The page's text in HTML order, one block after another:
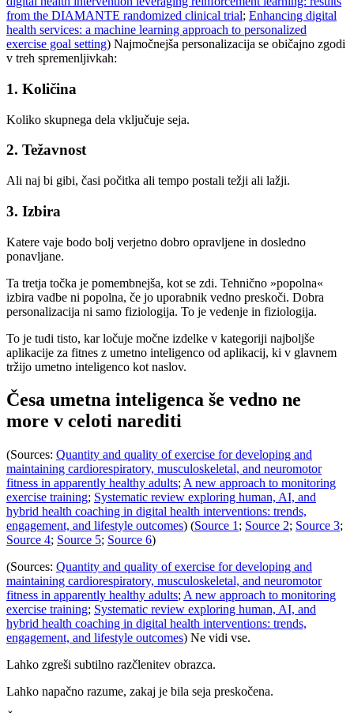
from the DIAMANTE randomized clinical trial; Enhancing digital
health services: a machine learning approach to personalized
exercise goal setting) Najmočnejša personalizacija se običajno zgodi
v treh spremenljivkah:
1. Količina
Koliko skupnega dela vključuje seja.
2. Težavnost
Ali naj bi gibi, časi počitka ali tempo postali težji ali lažji.
3. Izbira
Katere vaje bodo bolj verjetno dobro opravljene in dosledno
ponavljane.
Ta tretja točka je pomembnejša, kot se zdi. Tehnično »popolna«
izbira vadbe ni popolna, če jo uporabnik vedno preskoči. Dobra
personalizacija ni samo fiziologija. To je vedenje in fiziologija.
To je tudi tisto, kar ločuje močne izdelke v kategoriji najboljše
aplikacije za fitnes z umetno inteligenco od aplikacij, ki v glavnem
tržijo umetno inteligenco kot naslov.
Česa umetna inteligenca še vedno ne
more v celoti narediti
(Sources: Quantity and quality of exercise for developing and
maintaining cardiorespiratory, musculoskeletal, and neuromotor
fitness in apparently healthy adults; A new approach to monitoring
exercise training; Systematic review exploring human, AI, and
hybrid health coaching in digital health interventions: trends,
engagement, and lifestyle outcomes) (Source 1 ; Source 2; Source 3;
Source 4; Source 5; Source 6)
(Sources: Quantity and quality of exercise for developing and
maintaining cardiorespiratory, musculoskeletal, and neuromotor
fitness in apparently healthy adults; A new approach to monitoring
exercise training; Systematic review exploring human, AI, and
hybrid health coaching in digital health interventions: trends,
engagement, and lifestyle outcomes) Ne vidi vse.
Lahko zgreši subtilno razčlenitev obrazca.
Lahko napačno razume, zakaj je bila seja preskočena.